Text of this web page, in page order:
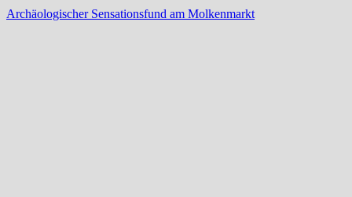
Archäologischer Sensationsfund am Molkenmarkt